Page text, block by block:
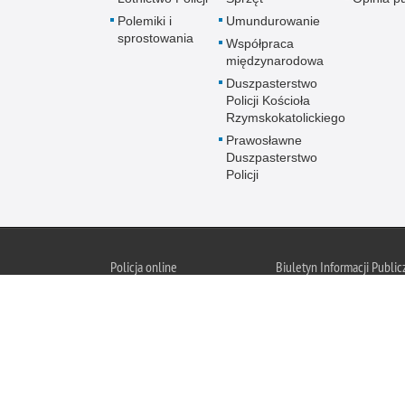
Polemiki i
sprostowania
Umundurowanie
Współpraca
międzynarodowa
Duszpasterstwo
Policji Kościoła
Rzymskokatolickiego
Prawosławne
Duszpasterstwo
Policji
Policjaonline
Biuletyn Informacji